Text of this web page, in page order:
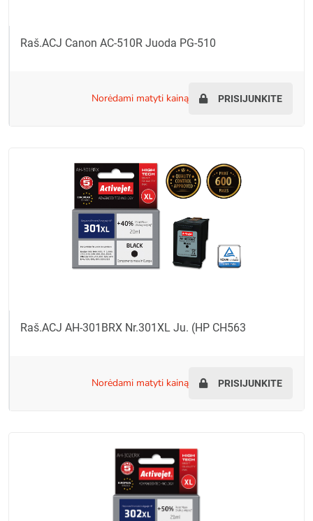
Raš.ACJ Canon AC-510R Juoda PG-510
norėdami matyti kainą PRISIJUNKITE
Raš.ACJ AH-301BRX Nr.301XL Ju. (HP CH563
norėdami matyti kainą PRISIJUNKITE